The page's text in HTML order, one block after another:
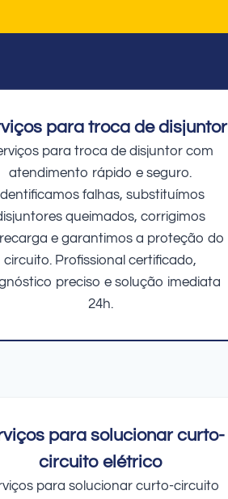
para troca de disjuntor
para troca de disjuntor com
atendimento rápido e seguro.
Identificamos falhas, substituímos
queimados, corrigimos
e garantimos a proteção do
circuito. Profissional certificado,
preciso e solução imediata
24h.
para solucionar curto-
circuito elétrico
para solucionar curto-circuito